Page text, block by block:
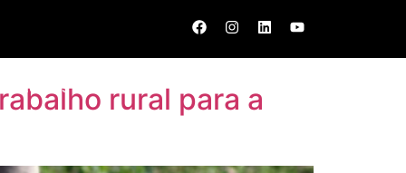
rural para a